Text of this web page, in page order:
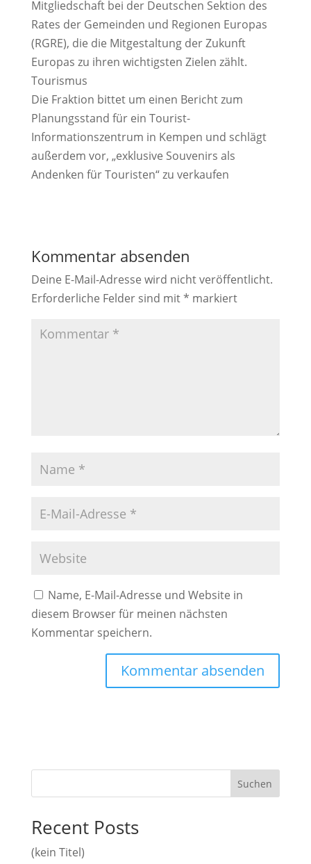
Mitgliedschaft bei der Deutschen Sektion des
Rates der Gemeinden und Regionen Europas
(RGRE), die die Mitgestaltung der Zukunft
Europas zu ihren wichtigsten Zielen zählt.
Tourismus
Die Fraktion bittet um einen Bericht zum
Planungsstand für ein Tourist-
Informationszentrum in Kempen und schlägt
außerdem vor, „exklusive Souvenirs als
Andenken für Touristen“ zu verkaufen
Kommentar absenden
Deine E-Mail-Adresse wird nicht veröffentlicht.
Erforderliche Felder sind mit* markiert
Name, E-Mail-Adresse und Website in
diesem Browser für meinen nächsten
Kommentar speichern.
Suchen
Recent Posts
(kein Titel)